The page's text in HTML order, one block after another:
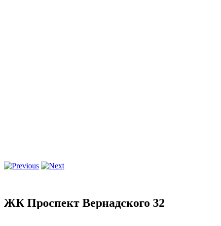
ЖК Проспект Вернадского 32